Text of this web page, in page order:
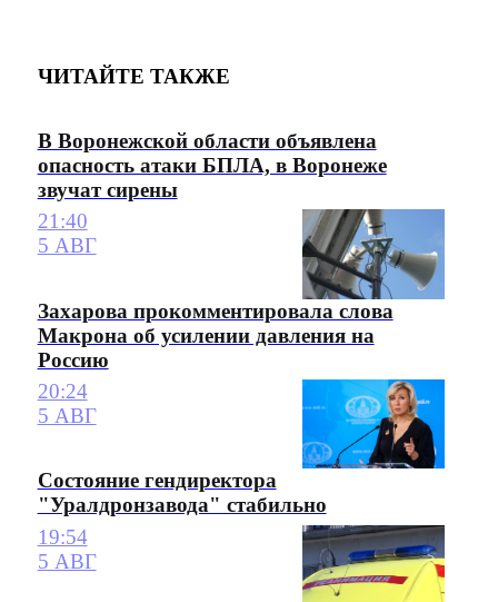
ЧИТАЙТЕ ТАКЖЕ
В Воронежской области объявлена
опасность атаки БПЛА, в Воронеже
звучат сирены
21:40
5 АВГ
Захарова прокомментировала слова
Макрона об усилении давления на
Россию
20:24
5 АВГ
Состояние гендиректора
"Уралдронзавода" стабильно
19:54
5 АВГ